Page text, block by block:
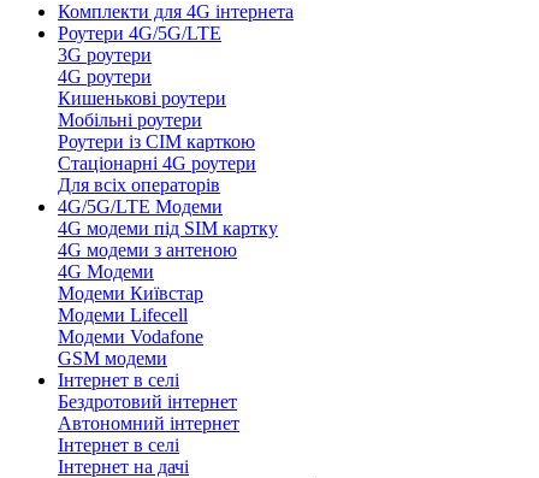
Комплекти для 4G інтернета
Роутери 4G/5G/LTE
3G роутери
4G роутери
Кишенькові роутери
Мобільні роутери
Роутери із СІМ карткою
Стаціонарні 4G роутери
Для всіх операторів
4G/5G/LTE Модеми
4G модеми під SIM картку
4G модеми з антеною
4G Модеми
Модеми Київстар
Модеми Lifecell
Модеми Vodafone
GSM модеми
Інтернет в селі
Бездротовий інтернет
Автономний інтернет
Інтернет в селі
Інтернет на дачі